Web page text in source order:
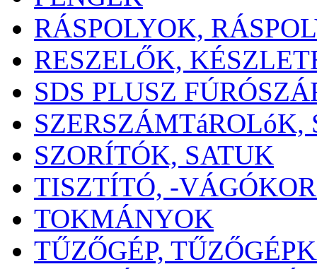
RÁSPOLYOK,
RESZELŐK,
SDS PLUSZ
SZORÍTÓK, SATUK
TISZTÍTÓ, -
TOKMÁNYOK
TŰZŐGÉP,